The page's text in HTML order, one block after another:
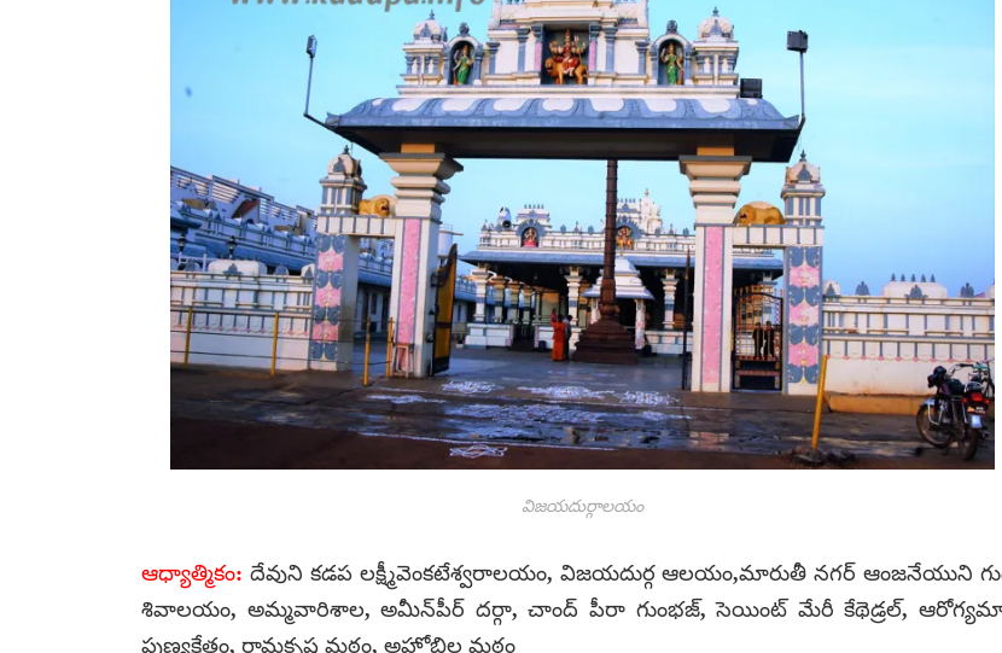
విజయదుర్గాలయం
ఆధ్యాత్మికం: దేవుని కడప లక్ష్మీవెంకటేశ్వరాలయం, విజయదుర్గ ఆలయం,మారుతీ నగర్ ఆంజనేయుని
శివాలయం, అమ్మవారిశాల, అమీన్‌పీర్ దర్గా, చాంద్ పీరా గుంభజ్, సెయింట్ మేరీ కేథెడ్రల్,
పుణ్యక్షేత్రం, రామకృష్ణ మఠం, అహోబిల మఠం